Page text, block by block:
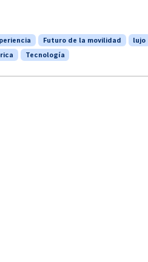
Futuro de la movilidad lujo
Tecnología